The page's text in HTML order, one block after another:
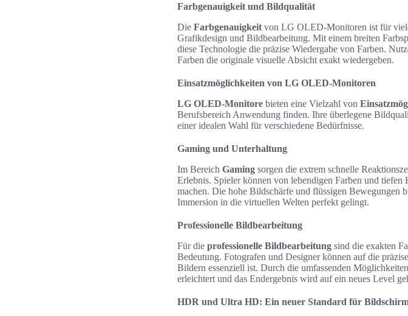
Farbgenauigkeit und Bildqualität
Die Farbgenauigkeit von LG OLED-Monitoren ist für
Grafikdesign und Bildbearbeitung. Mit einem breiten
diese Technologie die präzise Wiedergabe von Farben.
Farben die originale visuelle Absicht exakt wiedergeben.
Einsatzmöglichkeiten von LG OLED-Monitoren
LG OLED-Monitore bieten eine Vielzahl von
Berufsbereich Anwendung finden. Ihre überlegene
einer idealen Wahl für verschiedene Bedürfnisse.
Gaming und Unterhaltung
Im Bereich Gaming sorgen die extrem schnelle
Erlebnis. Spieler können von lebendigen Farben und
machen. Die hohe Bildschärfe und flüssigen Bewegungen
Immersion in die virtuellen Welten perfekt gelingt.
Professionelle Bildbearbeitung
Für die professionelle Bildbearbeitung sind die exakten
Bedeutung. Fotografen und Designer können auf die
Bildern essenziell ist. Durch die umfassenden
erleichtert und das Endergebnis wird auf ein neues Level
HDR und Ultra HD: Ein neuer Standard für